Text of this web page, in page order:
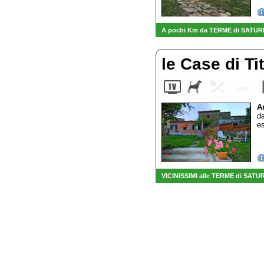
A pochi Km da TERME di
le Case di
VICINISSIMI alle TERME di